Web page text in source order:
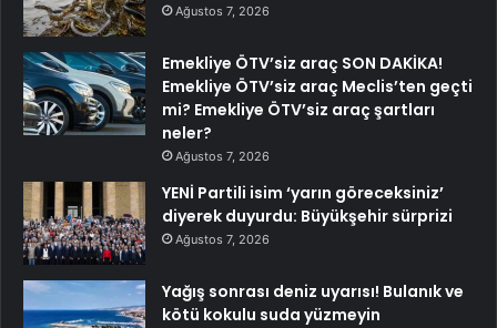
Ağustos 7, 2026
Emekliye ÖTV’siz araç SON DAKİKA!
Emekliye ÖTV’siz araç Meclis’ten geçti
mi? Emekliye ÖTV’siz araç şartları
neler?
Ağustos 7, 2026
YENİ Partili isim ‘yarın göreceksiniz’
diyerek duyurdu: Büyükşehir sürprizi
Ağustos 7, 2026
Yağış sonrası deniz uyarısı! Bulanık ve
kötü kokulu suda yüzmeyin